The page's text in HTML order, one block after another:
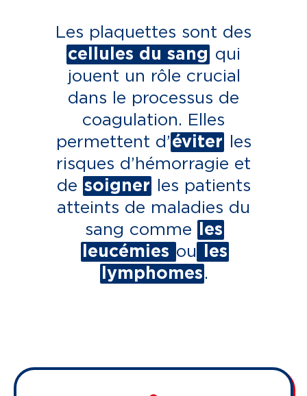
Les plaquettes sont des
cellules du sang qui
jouent un rôle crucial
dans le processus de
coagulation. Elles
permettent d’ éviter les
risques d’hémorragie et
de soigner les patients
atteints de maladies du
sang comme
les
leucémies ou
les
lymphomes .